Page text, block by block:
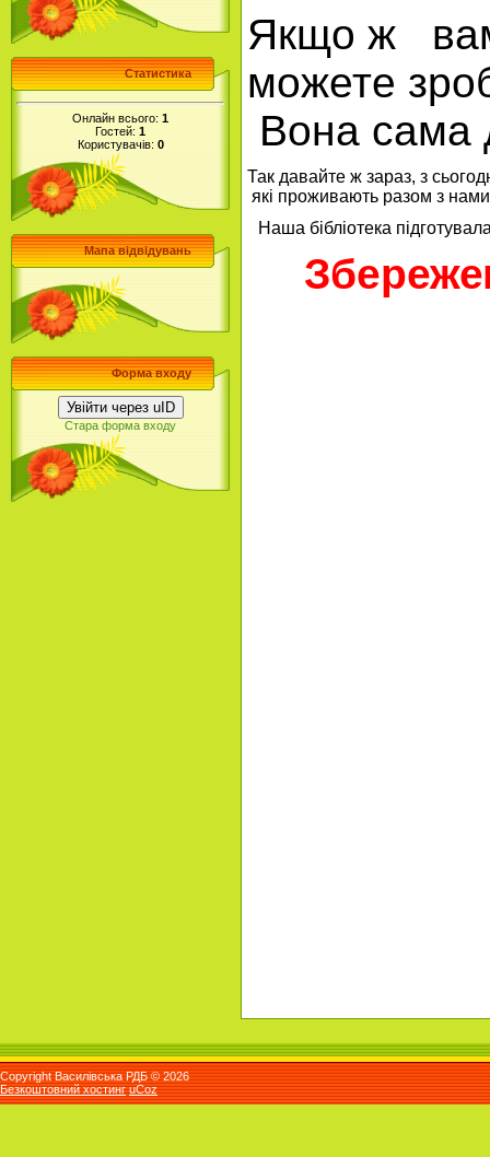
Статистика
Онлайн всього: 1
Гостей: 1
Користувачів: 0
Мапа відвідувань
Форма входу
Увійти через uID
Стара форма входу
Якщо ж
можете
Вона сама
Так давайте ж зараз, з
які проживають разом з
Наша бібліотека
Copyright Василівська РДБ © 2026
Безкоштовний хостинг uCoz